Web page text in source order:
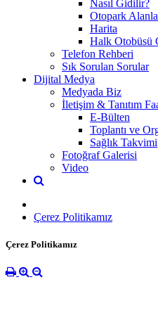
Nasıl Gidilir?
Otopark
Harita
Halk Otobüsü
Telefon Rehberi
Sık Sorulan Sorular
Dijital Medya
Medyada Biz
İletişim & Tanıtım
E-Bülten
Toplantı ve
Sağlık Takvimi
Fotoğraf Galerisi
Video
Çerez Politikamız
Çerez Politikamız